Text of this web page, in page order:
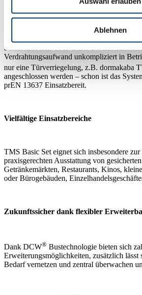
Ablehnen
Geringer Montageaufwand und
Somit lässt sich TMS Basic Set mit
Verdrahtungsaufwand unkompliziert in
nur eine Türverriegelung, z.B. dormakaba
angeschlossen werden – schon ist das
prEN 13637 Einsatzbereit.
Vielfältige Einsatzbereiche
TMS Basic Set eignet sich insbesondere zur
praxisgerechten Ausstattung von
Getränkemärkten, Restaurants, Kinos,
oder Bürogebäuden,
Zukunftssicher dank flexibler
Dank DCW® Bustechnologie bieten sich
Erweiterungsmöglichkeiten, zusätzlich lässt
Bedarf vernetzen und zentral überwachen